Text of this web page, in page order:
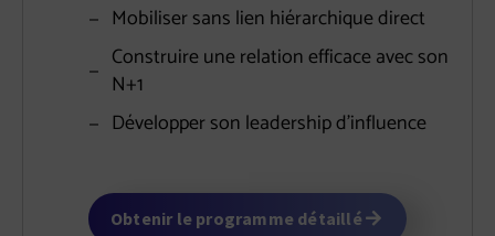
Mobiliser sans lien hiérarchique direct
Construire une relation efficace avec son
N+1
Développer son leadership d’influence
Obtenir le programme détaillé